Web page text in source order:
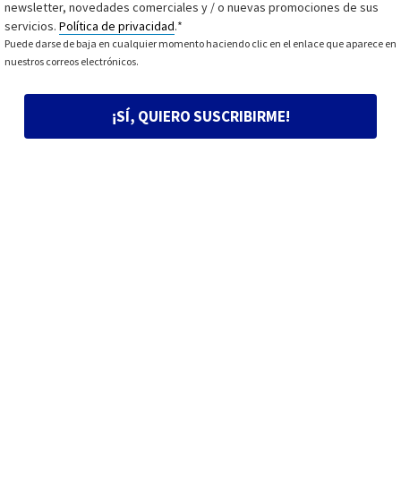
newsletter, novedades comerciales y / o nuevas promociones de sus
servicios. Política de privacidad.*
Puede darse de baja en cualquier momento haciendo clic en el enlace que aparece en
nuestros correos electrónicos.